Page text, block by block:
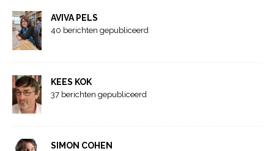
AVIVA PELS
40 berichten gepubliceerd
KEES KOK
37 berichten gepubliceerd
SIMON COHEN